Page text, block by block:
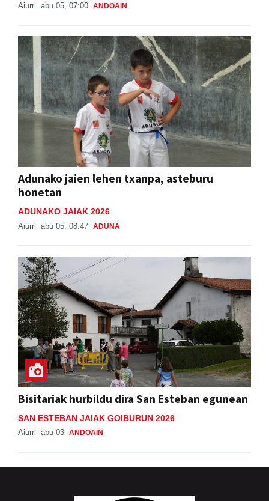
Aiurri abu 05, 07:00 ANDOAIN
Adunako jaien lehen txanpa, asteburu
honetan
ADUNAKO JAIAK 2026
Aiurri abu 05, 08:47 ADUNA
Bisitariak hurbildu dira San Esteban egunean
SAN ESTEBAN JAIAK GOIBURUN 2026
Aiurri abu 03 ANDOAIN